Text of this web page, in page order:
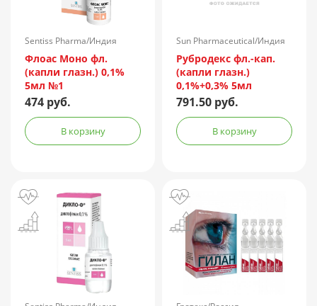
Sentiss Pharma/Индия
Флоас Моно фл.
(капли глазн.) 0,1%
5мл №1
474 руб.
В корзину
Sun Pharmaceutical/Индия
Рубродекс фл.-кап.
(капли глазн.)
0,1%+0,3% 5мл
791.50 руб.
В корзину